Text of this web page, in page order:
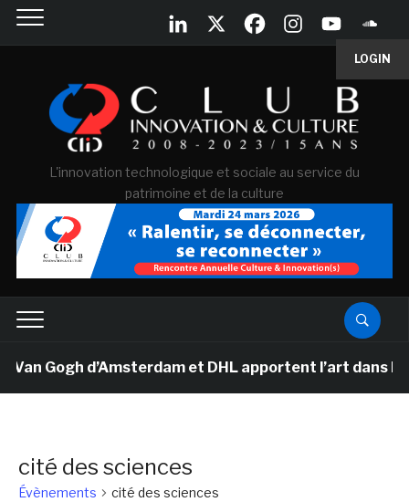
LOGIN
L'innovation technologique et sociale au service du
patrimoine et de la culture
Van Gogh d’Amsterdam et DHL apportent l’art dans
cité des sciences
Évènements cité des sciences